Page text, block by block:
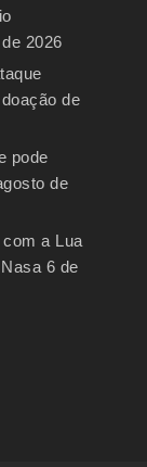
2026
de
pode
de
a Lua
6 de